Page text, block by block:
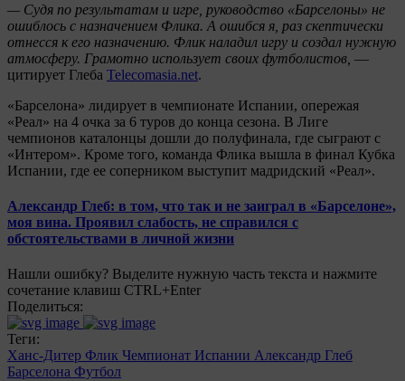
— Судя по результатам и игре, руководство «Барселоны» не
ошиблось с назначением Флика. А ошибся я, раз скептически
отнесся к его назначению. Флик наладил игру и создал нужную
атмосферу. Грамотно использует своих футболистов, —
цитирует Глеба Telecomasia.net.
«Барселона» лидирует в чемпионате Испании, опережая
«Реал» на 4 очка за 6 туров до конца сезона. В Лиге
чемпионов каталонцы дошли до полуфинала, где сыграют с
«Интером». Кроме того, команда Флика вышла в финал Кубка
Испании, где ее соперником выступит мадридский «Реал».
Александр Глеб: в том, что так и не заиграл в «Барселоне»,
моя вина. Проявил слабость, не справился с
обстоятельствами в личной жизни
Нашли ошибку? Выделите нужную часть текста и нажмите
сочетание клавиш CTRL+Enter
Поделиться:
Теги:
Ханс-Дитер Флик Чемпионат Испании Александр Глеб
Барселона Футбол